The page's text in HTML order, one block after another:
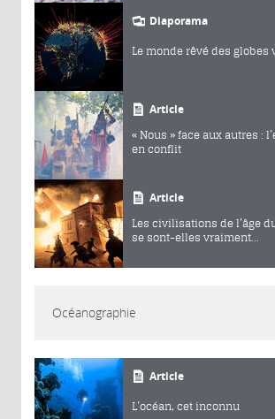
Diaporama
Le monde rêvé des globes
Article
« Nous » face aux autres :
en conflit
Article
Les civilisations de l’âge
se sont-elles vraiment...
Océanographie
Article
L’océan, cet inconnu